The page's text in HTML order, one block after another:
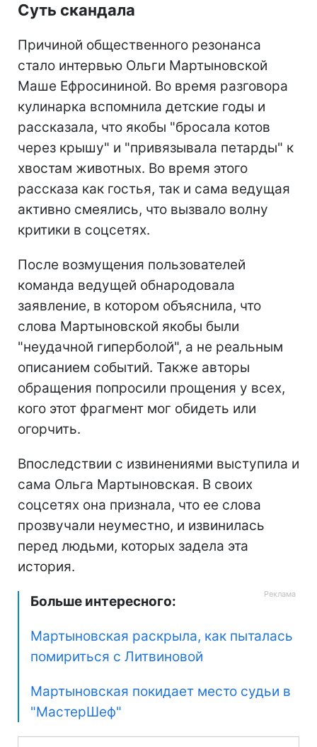
Суть скандала
Причиной общественного резонанса
стало интервью Ольги Мартыновской
Маше Ефросининой. Во время разговора
кулинарка вспомнила детские годы и
рассказала, что якобы "бросала котов
через крышу" и "привязывала петарды" к
хвостам животных. Во время этого
рассказа как гостья, так и сама ведущая
активно смеялись, что вызвало волну
критики в соцсетях.
После возмущения пользователей
команда ведущей обнародовала
заявление, в котором объяснила, что
слова Мартыновской якобы были
"неудачной гиперболой", а не реальным
описанием событий. Также авторы
обращения попросили прощения у всех,
кого этот фрагмент мог обидеть или
огорчить.
Впоследствии с извинениями выступила и
сама Ольга Мартыновская. В своих
соцсетях она признала, что ее слова
прозвучали неуместно, и извинилась
перед людьми, которых задела эта
история.
Больше интересного:
Мартыновская раскрыла, как пыталась
помириться с Литвиновой
Мартыновская покидает место судьи в
"МастерШеф"